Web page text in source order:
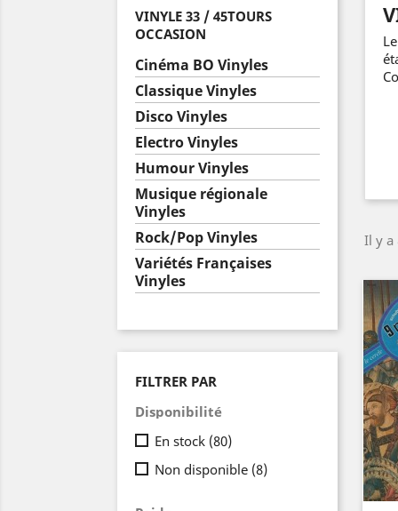
VINYLE 33 / 45TOURS
OCCASION
Cinéma BO Vinyles
Classique Vinyles
Disco Vinyles
Electro Vinyles
Humour Vinyles
Musique régionale
Vinyles
Rock/Pop Vinyles
Variétés Françaises
Vinyles
FILTRER PAR
Disponibilité
En stock (80)
Non disponible (8)
Il y a